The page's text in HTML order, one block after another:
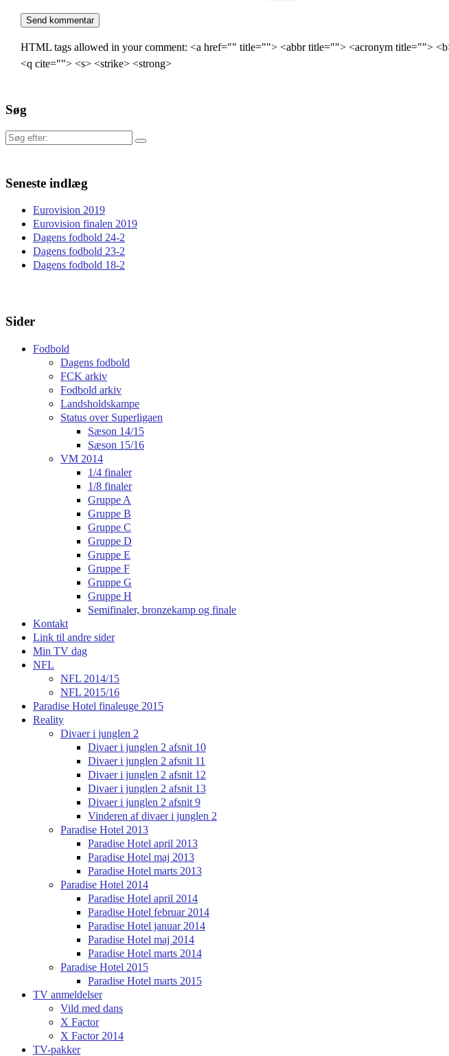
HTML tags allowed in your comment: <a href="" title=""> <abbr title=""> <acronym title="">
<q cite=""> <s> <strike> <strong>
Søg
Søg
Seneste indlæg
Eurovision 2019
Eurovision finalen 2019
Dagens fodbold 24-2
Dagens fodbold 23-2
Dagens fodbold 18-2
Sider
Fodbold
Dagens fodbold
FCK arkiv
Fodbold arkiv
Landsholdskampe
Status over Superligaen
Sæson 14/15
Sæson 15/16
VM 2014
1/4 finaler
1/8 finaler
Gruppe A
Gruppe B
Gruppe C
Gruppe D
Gruppe E
Gruppe F
Gruppe G
Gruppe H
Semifinaler, bronzekamp og finale
Kontakt
Link til andre sider
Min TV dag
NFL
NFL 2014/15
NFL 2015/16
Paradise Hotel finaleuge 2015
Reality
Divaer i junglen 2
Divaer i junglen 2 afsnit 10
Divaer i junglen 2 afsnit 11
Divaer i junglen 2 afsnit 12
Divaer i junglen 2 afsnit 13
Divaer i junglen 2 afsnit 9
Vinderen af divaer i junglen 2
Paradise Hotel 2013
Paradise Hotel april 2013
Paradise Hotel maj 2013
Paradise Hotel marts 2013
Paradise Hotel 2014
Paradise Hotel april 2014
Paradise Hotel februar 2014
Paradise Hotel januar 2014
Paradise Hotel maj 2014
Paradise Hotel marts 2014
Paradise Hotel 2015
Paradise Hotel marts 2015
TV anmeldelser
Vild med dans
X Factor
X Factor 2014
TV-pakker